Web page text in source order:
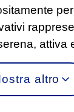
attiva
altro